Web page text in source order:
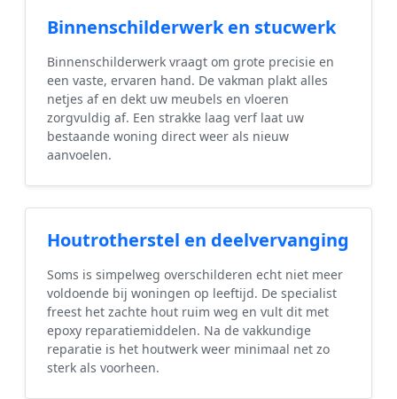
Binnenschilderwerk en stucwerk
Binnenschilderwerk vraagt om grote precisie en
een vaste, ervaren hand. De vakman plakt alles
netjes af en dekt uw meubels en vloeren
zorgvuldig af. Een strakke laag verf laat uw
bestaande woning direct weer als nieuw
aanvoelen.
Houtrotherstel en deelvervanging
Soms is simpelweg overschilderen echt niet meer
voldoende bij woningen op leeftijd. De specialist
freest het zachte hout ruim weg en vult dit met
epoxy reparatiemiddelen. Na de vakkundige
reparatie is het houtwerk weer minimaal net zo
sterk als voorheen.